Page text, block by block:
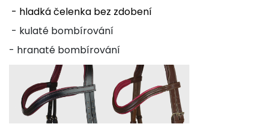
- hladká čelenka bez zdobení
- kulaté bombírování
- hranaté bombírování